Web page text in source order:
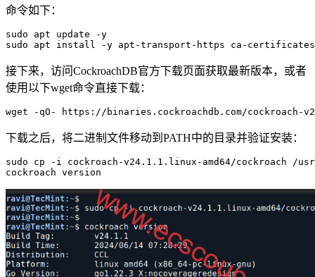
命令如下：
sudo apt update -y
sudo apt install -y apt-transport-https ca-certificates
接下来，访问CockroachDB官方下载页面获取最新版本，或者
使用以下wget命令直接下载：
wget -qO- https://binaries.cockroachdb.com/
下载之后，将二进制文件移动到PATH中的目录并验证安装：
sudo cp -i cockroach-v24.1.1.linux-amd64/cockroach /
cockroach version